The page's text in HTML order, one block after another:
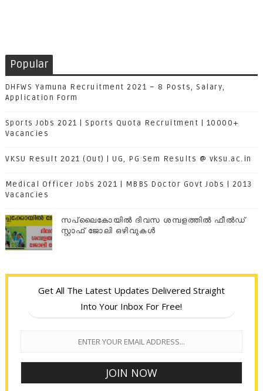
Popular
DHFWS Yamuna Recruitment 2021 – 8 Posts, Salary,
Application Form
Sports Jobs 2021 | Sports Quota Recruitment | 10000+
Vacancies
VKSU Result 2021 (Out) | UG, PG Sem Results @ vksu.ac.in
Medical Officer Jobs 2021 | MBBS Doctor Govt Jobs | 2013
Vacancies
സപ്ലൈകോയില്‍ ദിവസ ശമ്പളത്തിൽ ഫീല്‍ഡ്
സ്റ്റാഫ് ജോലി ഒഴിവുകൾ
Get All The Latest Updates Delivered Straight
Into Your Inbox For Free!